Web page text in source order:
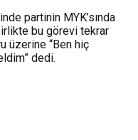
partinin MYK’sında
bu görevi tekrar
üzerine “Ben hiç
dedi.